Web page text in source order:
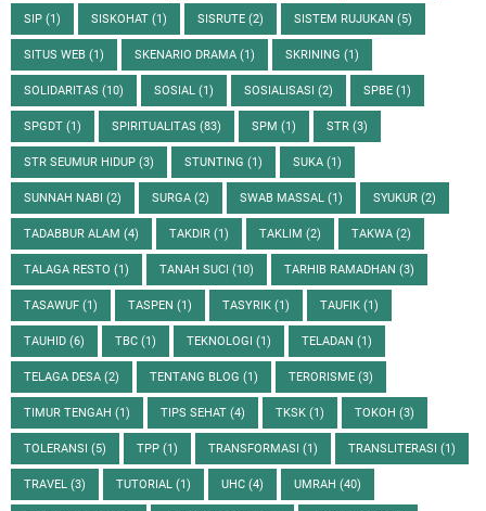
SIP (1) SISKOHAT (1) SISRUTE (2) SISTEM RUJUKAN (5)
SITUS WEB (1) SKENARIO DRAMA (1) SKRINING (1)
SOLIDARITAS (10) SOSIAL (1) SOSIALISASI (2) SPBE (1)
SPGDT (1) SPIRITUALITAS (83) SPM (1) STR (3)
STR SEUMUR HIDUP (3) STUNTING (1) SUKA (1)
SUNNAH NABI (2) SURGA (2) SWAB MASSAL (1) SYUKUR (2)
TADABBUR ALAM (4) TAKDIR (1) TAKLIM (2) TAKWA (2)
TALAGA RESTO (1) TANAH SUCI (10) TARHIB RAMADHAN (3)
TASAWUF (1) TASPEN (1) TASYRIK (1) TAUFIK (1)
TAUHID (6) TBC (1) TEKNOLOGI (1) TELADAN (1)
TELAGA DESA (2) TENTANG BLOG (1) TERORISME (3)
TIMUR TENGAH (1) TIPS SEHAT (4) TKSK (1) TOKOH (3)
TOLERANSI (5) TPP (1) TRANSFORMASI (1) TRANSLITERASI (1)
TRAVEL (3) TUTORIAL (1) UHC (4) UMRAH (40)